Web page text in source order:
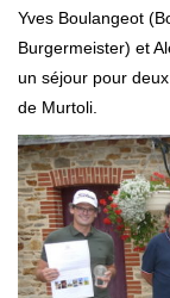
Yves Boulangeot
Burgermeister) et
un séjour pour
de Murtoli.